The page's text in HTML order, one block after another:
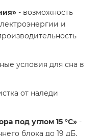
- возможность
и
условия для сна в
от наледи
под углом 15 °С» -
блока до 19 дБ,